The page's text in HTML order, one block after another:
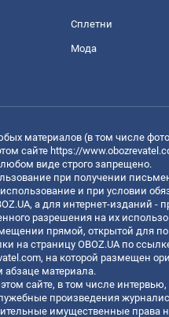
Сплетни
Мода
материалов (в том числе
сайте https://
виде строго запрещено.
при получении
и при условии
а для интернет-изданий -
разрешения на их
прямой, открытой для
на страницу OBOZ.UA по
, на которой размещен
абзаце материала.
сайте, в том числе интервью,
произведения
имущественные права